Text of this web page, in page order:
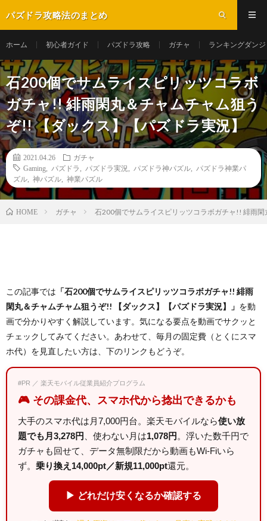
パズドラ攻略法のまとめ
ホーム 初心者ガイド パズドラ攻略 ガチャ ランキングダン
石200個でサムライスピリッツコラボ
ガチャ!! 緋雨閑丸＆チャムチャム狙う
ぞ!! 【ダックス】【パズドラ実況】
2021.04.26
ガチャ
Gaming
パズドラ パズドラ実況 パズドラ神パズル
パズドラ神業パ
ズル
神パズル 神業パズル
HOME ガチャ 石200個でサムライスピリッツコラボガチャ!! 緋雨
この記事では 「石200個でサムライスピリッツコラボガチャ!! 緋雨
閑丸＆チャムチャム狙うぞ!! 【ダックス】【パズドラ実況】」 を動
画で分かりやすく解説しています。気になる要点を動画でサクッと
チェックしてみてください。あわせて、毎月の固定費（とくにスマ
ホ代）を見直したい方は、下のリンクもどうぞ。
#PR ／ 楽天モバイル従業員紹介プログラム
🎮 その課金代、スマホ代から捻出できるかも
大手のスマホ代は月7,000円台。楽天モバイルなら使い放
題でも月3,278円
、使わない月は1,078円 。浮いた数千円で
ガチャも回せて、データ無制限だから動画もWi-Fiいら
ず。 乗り換え14,000pt／新規11,000pt還元。
▶ どれだけ安くなるか確認する